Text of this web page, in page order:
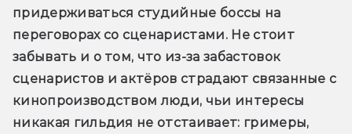
придерживаться студийные боссы на
переговорах со сценаристами. Не стоит
забывать и о том, что из-за забастовок
сценаристов и актёров страдают связанные с
кинопроизводством люди, чьи интересы
никакая гильдия не отстаивает: гримеры,